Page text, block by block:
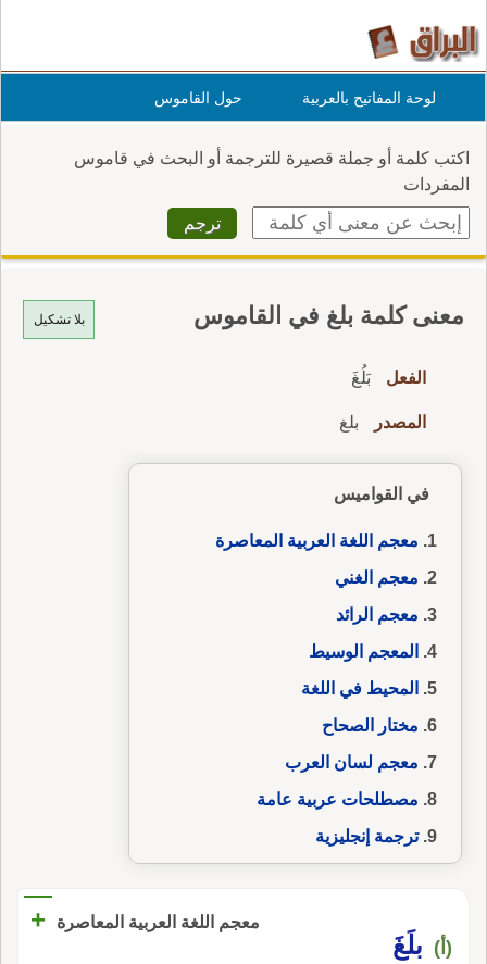
لوحة المفاتيح بالعربية حول القاموس
اكتب كلمة أو جملة قصيرة للترجمة أو البحث في قاموس
المفردات
بلا تشكيل معنى كلمة بلغ في القاموس
الفعل بَلُغَ
المصدر بلغ
في القواميس
معجم اللغة العربية المعاصرة
معجم الغني
معجم الرائد
المعجم الوسيط
المحيط في اللغة
مختار الصحاح
معجم لسان العرب
مصطلحات عربية عامة
ترجمة إنجليزية
معجم اللغة العربية المعاصرة +
(أ) بلَغَ